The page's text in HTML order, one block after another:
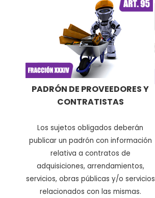
PADRÓN DE PROVEEDORES Y
CONTRATISTAS
Los sujetos obligados deberán
publicar un padrón con información
relativa a contratos de
adquisiciones, arrendamientos,
servicios, obras públicas y/o servicios
relacionados con las mismas.